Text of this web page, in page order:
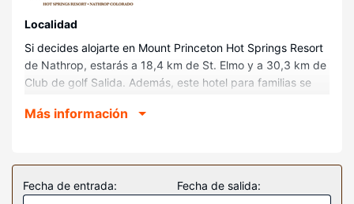
Localidad
Si decides alojarte en Mount Princeton Hot Springs Resort
de Nathrop, estarás a 18,4 km de St. Elmo y a 30,3 km de
Club de golf Salida. Además, este hotel para familias se
SteamPlant.
Te sentirás como en tu propia casa en cualquiera de las
104 habitaciones con frigorífico y televisión de pantalla
plana. Para los momentos de ocio, tienes una por satélite.
Más información
Fecha de entrada: Fecha de salida: